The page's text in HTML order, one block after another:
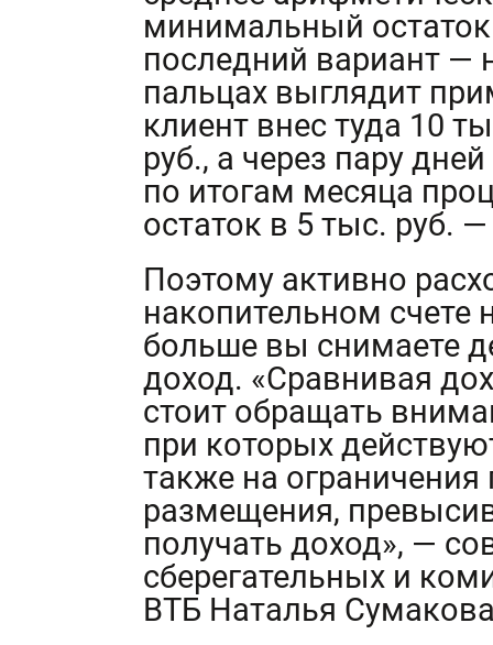
минимальный
последний вариант —
пальцах выглядит
клиент внес туда 10
руб., а через пару
по итогам месяца
остаток в 5 тыс. руб.
Поэтому активно
накопительном счете
больше вы снимаете
доход. «Сравнивая
стоит обращать
при которых
также на
размещения,
получать доход», —
сберегательных и
ВТБ Наталья